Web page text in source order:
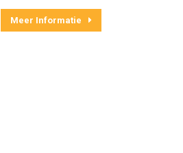
Meer Informatie